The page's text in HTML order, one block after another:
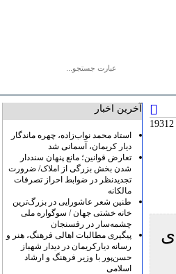
آخرین اخبار
استاد محمد نواب‌زاده، چهره ماندگار
دیار کریمان، آسمانی شد
تعارض قوانین؛ مانع پنهان سنددار
شدن بخش بزرگی از املاک/ ضرورت
تجدیدنظر در ضوابط احراز تصرفات
مالکانه
طنین شعر عاشورایی در بزرگ‌ترین
خانه خشتی جهان / سوگواره ملی
چشمه‌سار در رفسنجان
پیگیری مطالبات اهالی فرهنگ، هنر و
رسانه دیارکریمان در دیدار شهباز
حسن‌پور با وزیر فرهنگ و ارشاد
اسلامی